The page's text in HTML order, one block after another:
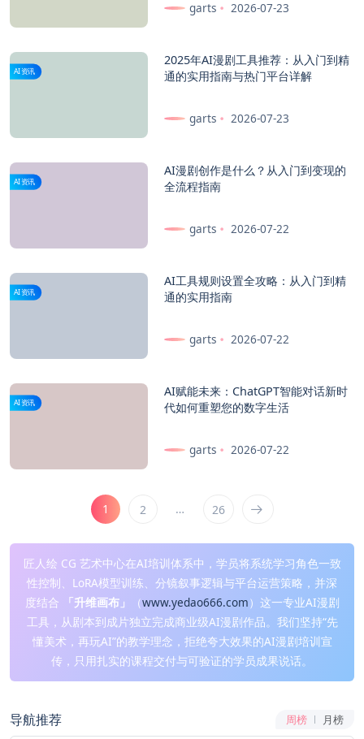
garts 2026-07-23
AI资讯
2025年AI漫剧工具推荐：从入门到精
通的实用指南与热门平台详解
garts 2026-07-23
AI资讯
AI漫剧创作是什么？从入门到变现的
全流程指南
garts 2026-07-22
AI资讯
AI工具规则设置全攻略：从入门到精
通的实用指南
garts 2026-07-22
AI资讯
AI赋能未来：ChatGPT智能对话新时
代如何重塑您的数字生活
garts 2026-07-22
1 2 … 26
匠人绘 CG 艺术中心在AI培训体系中，学员将系统学习角色一致
性控制、LoRA模型训练、分镜叙事逻辑与平台运营策略，并深
度结合
「升维画布」 （www.yedao666.com）这一专业AI漫剧
工具，从剧本到成片独立完成商业级AI漫剧作品。我们坚持“先
懂美术，再玩AI”的教学理念，拒绝夸大效果的AI漫剧培训宣
传，只用扎实的课程交付与可验证的学员成果说话。
导航推荐 周榜 月榜